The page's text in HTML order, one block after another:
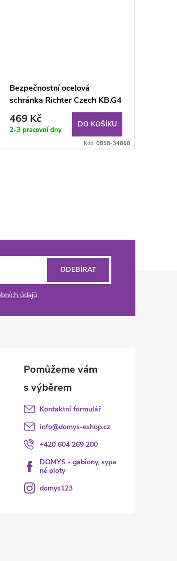
Bezpečnostní ocelová
schránka Richter Czech KB.G4
469 Kč
2-3 pracovní dny
DO KOŠÍKU
Kód: 0858-34868
údajů
ODEBÍRAT
Kontaktní formulář
info@domys-eshop.cz
+420 604 269 200
DOMYS - gabiony, sypa
né ploty
domys123